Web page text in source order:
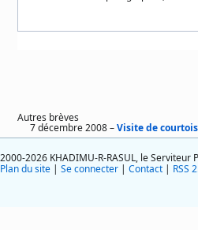
Autres brèves
7 décembre 2008 –Visite de
2000-2026 KHADIMU-R-RASUL, le Serviteur
Plan du site | Se connecter | Contact | RSS